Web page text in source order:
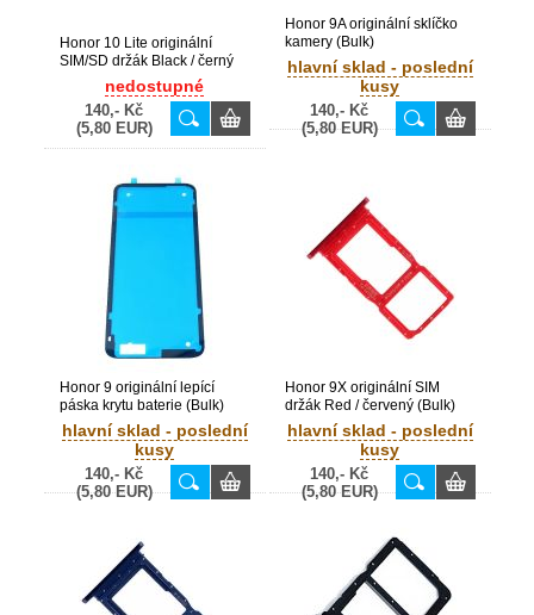
Honor 10 Lite originální
SIM/SD držák Black / černý
nedostupné
140,- Kč
(5,80 EUR)
Honor 9A originální sklíčko
kamery (Bulk)
hlavní sklad - poslední
kusy
140,- Kč
(5,80 EUR)
Honor 9 originální lepící
páska krytu baterie (Bulk)
hlavní sklad - poslední
kusy
140,- Kč
(5,80 EUR)
Honor 9X originální SIM
držák Red / červený (Bulk)
hlavní sklad - poslední
kusy
140,- Kč
(5,80 EUR)